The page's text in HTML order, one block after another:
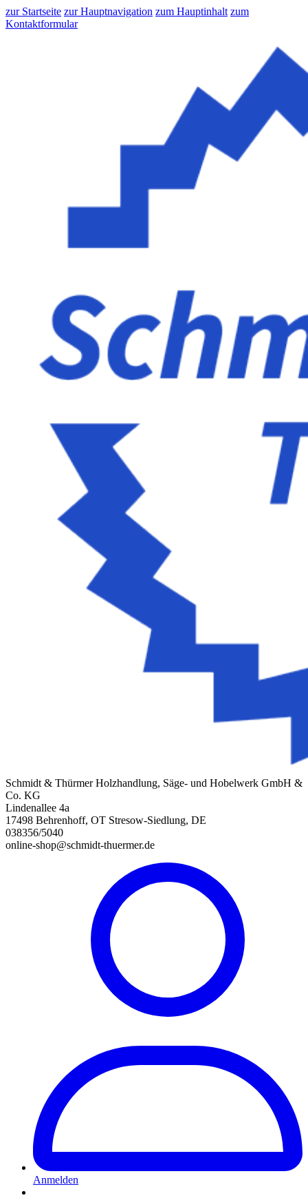
zur Startseite zur Hauptnavigation zum Hauptinhalt zum
Kontaktformular
Schmidt & Thürmer Holzhandlung, Säge- und Hobelwerk GmbH &
Co. KG
Lindenallee 4a
17498 Behrenhoff, OT Stresow-Siedlung, DE
038356/5040
online-shop@schmidt-thuermer.de
Anmelden